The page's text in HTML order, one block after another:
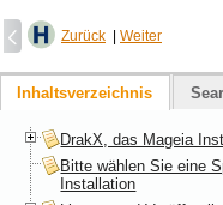
Zurück Weiter
Inhaltsverzeichnis
DrakX, das Mageia
Bitte wählen Sie eine
Installation